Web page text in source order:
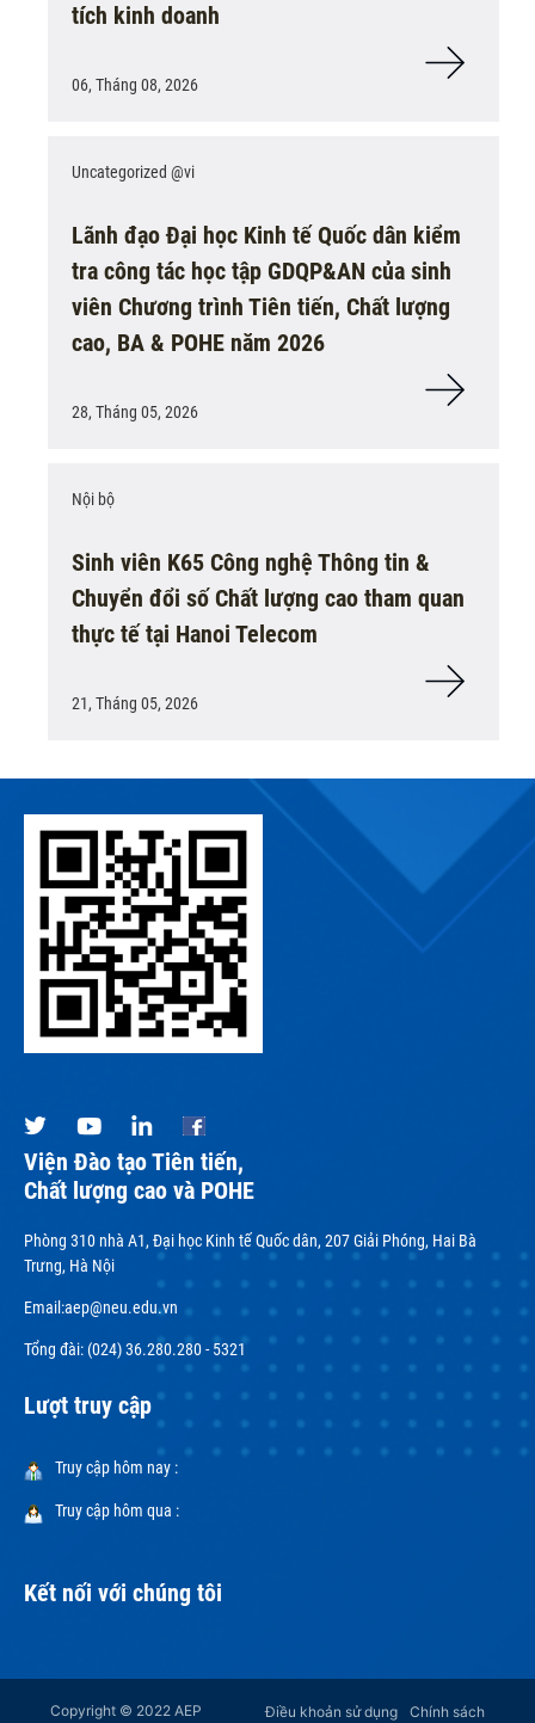
tích kinh doanh
06, Tháng 08, 2026
Uncategorized @vi
Lãnh đạo Đại học Kinh tế Quốc dân kiểm
tra công tác học tập GDQP&AN của sinh
viên Chương trình Tiên tiến, Chất lượng
cao, BA & POHE năm 2026
28, Tháng 05, 2026
Nội bộ
Sinh viên K65 Công nghệ Thông tin &
Chuyển đổi số Chất lượng cao tham quan
thực tế tại Hanoi Telecom
21, Tháng 05, 2026
Viện Đào tạo Tiên tiến,
Chất lượng cao và POHE
Phòng 310 nhà A1, Đại học Kinh tế Quốc dân, 207 Giải Phóng, Hai Bà
Trưng, Hà Nội
Email:aep@neu.edu.vn
Tổng đài: (024) 36.280.280 - 5321
Lượt truy cập
Truy cập hôm nay :
Truy cập hôm qua :
Kết nối với chúng tôi
Copyright © 2022 AEP Điều khoản sử dụng Chính sách